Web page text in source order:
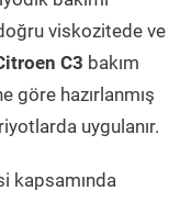
viskozitede ve
C3 bakım
göre hazırlanmış
uygulanır.
kapsamında